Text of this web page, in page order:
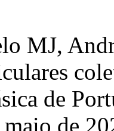
MJ,
de
de